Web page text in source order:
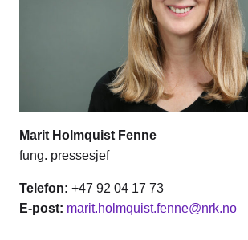
Marit Holmquist Fenne
fung. pressesjef
Telefon: +47 92 04 17 73
E-post: marit.holmquist.fenne@nrk.no